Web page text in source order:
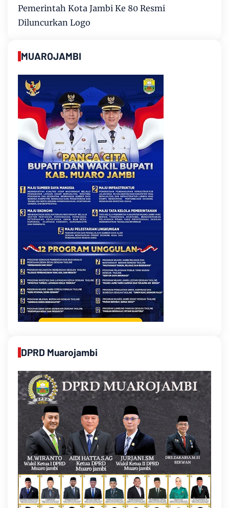
Pemerintah Kota Jambi Ke 80 Resmi
Diluncurkan Logo
MUAROJAMBI
DPRD Muarojambi